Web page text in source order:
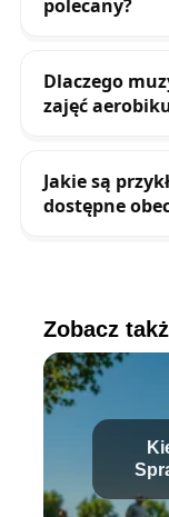
polecany?
Dlaczego
zajęć
Jakie są
dostępne
Zobacz